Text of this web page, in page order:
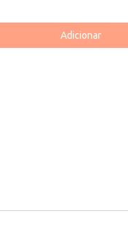
Adicionar